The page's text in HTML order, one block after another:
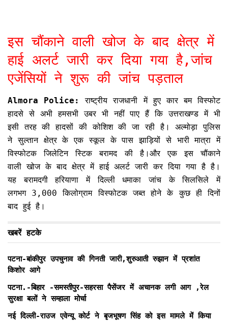
इस चौंकाने वाली खोज के बाद क्षेत्र में
हाई अलर्ट जारी कर दिया गया है,जांच
एजेंसियों ने शुरू की जांच पड़ताल
Almora Police:
राष्ट्रीय राजधानी में हुए कार बम विस्फोट
हादसे से अभी हमसभी उबर भी नहीं पाए हैं कि उत्तराखण्ड में भी
इसी तरह की हादसों की कोशिश की जा रही है। अल्मोड़ा पुलिस
ने सुल्तान क्षेत्र के एक स्कूल के पास झाड़ियों से भारी मात्रा में
विस्फोटक जिलेटिन स्टिक बरामद की है।और एक इस चौंकाने
वाली खोज के बाद क्षेत्र में हाई अलर्ट जारी कर दिया गया है है।
यह बरामदगी हरियाणा में दिल्ली धमाका जांच के सिलसिले में
लगभग 3,000 किलोग्राम विस्फोटक जब्त होने के कुछ ही दिनों
बाद हुई है।
खबरें हटके
पटना-बांकीपुर उपचुनाव की गिनती जारी,शुरुआती रुझान में प्रशांत
किशोर आगे
पटना.-बिहार -समस्तीपुर-सहरसा पैसेंजर में अचानक लगी आग ,रेल
सुरक्षा बलों ने सम्हाला मोर्चा
नई दिल्ली-राउज एवेन्यू कोर्ट ने बृजभूषण सिंह को इस मामले में किया